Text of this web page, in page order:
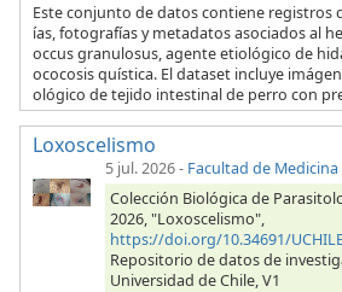
Este conjunto de datos contiene registros
ías, fotografías y metadatos asociados al
occus granulosus, agente etiológico de
ococosis quística. El dataset incluye
ológico de tejido intestinal de perro con
Loxoscelismo
5 jul. 2026- Facultad de Medicina
Colección Biológica de
2026, "Loxoscelismo",
https://doi.org/10.34691/
Repositorio de datos de
Universidad de Chile, V1